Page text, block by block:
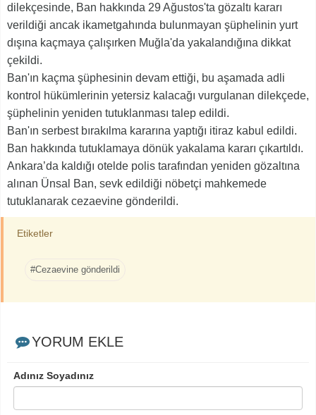
dilekçesinde, Ban hakkında 29 Ağustos'ta gözaltı kararı
verildiği ancak ikametgahında bulunmayan şüphelinin yurt
dışına kaçmaya çalışırken Muğla'da yakalandığına dikkat
çekildi.
Ban'ın kaçma şüphesinin devam ettiği, bu aşamada adli
kontrol hükümlerinin yetersiz kalacağı vurgulanan dilekçede,
şüphelinin yeniden tutuklanması talep edildi.
Ban'ın serbest bırakılma kararına yaptığı itiraz kabul edildi.
Ban hakkında tutuklamaya dönük yakalama kararı çıkartıldı.
Ankara’da kaldığı otelde polis tarafından yeniden gözaltına
alınan Ünsal Ban, sevk edildiği nöbetçi mahkemede
tutuklanarak cezaevine gönderildi.
Etiketler
#Cezaevine gönderildi
YORUM EKLE
Adınız Soyadınız